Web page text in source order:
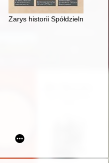
Niech pan powie coś wesołego
Zarys historii Spółdzielni
w średniowiecznej Legnicy